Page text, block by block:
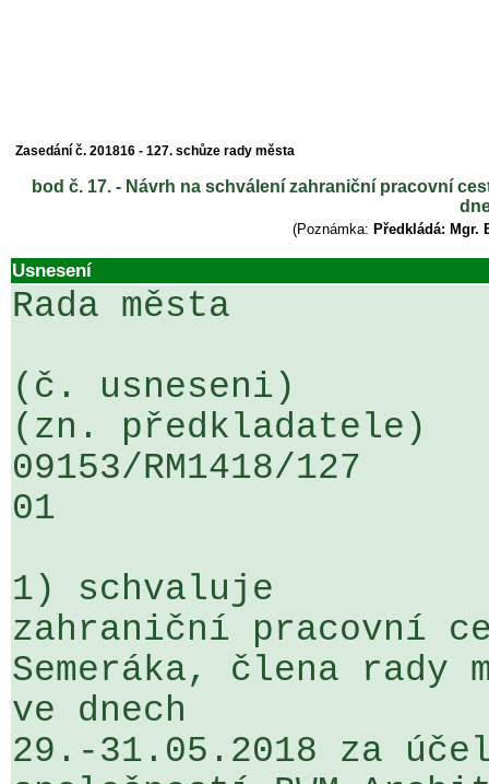
Zasedání č. 201816 - 127. schůze rady města
bod č. 17. - Návrh na schválení zahraniční pracovní
(Poznámka: Předkládá: Mgr.
Usnesení
Rada města
(č. usneseni)
(zn. předkladatele)
09153/RM1418/
01
1) schvaluje
zahraniční pracovní
Semeráka, člena rady
ve dnech
29.-31.05.2018 za